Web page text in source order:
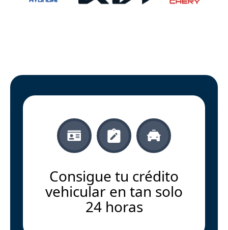
Consigue tu crédito
vehicular en tan solo
24 horas